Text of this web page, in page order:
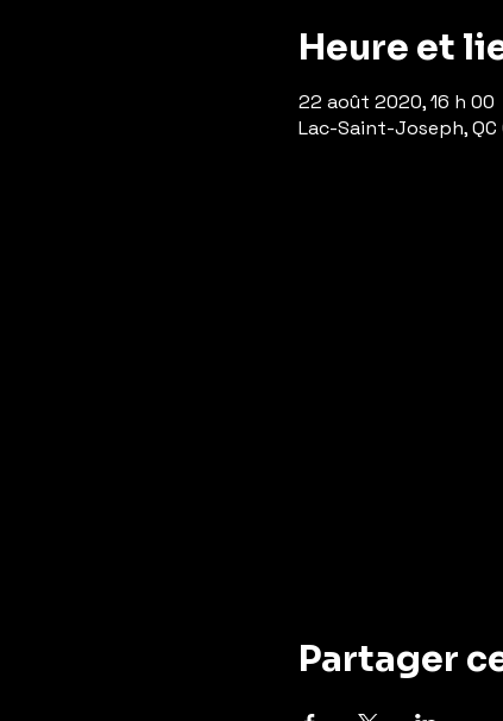
Heure et
22 août 2020, 16 h 00
Lac-Saint-Joseph, QC
Partager